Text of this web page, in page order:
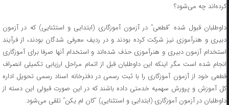
کرده‌اند چه می‌شود؟
داوطلبان قبول شده “قطعی” در آزمون آموزگاری (ابتدایی و استثنایی) که در آزمون
دبیری و هنرآموزی نیز شرکت کرده بودند و در ردیف معرفی شدگان بودند، از فرآیند
استخدام آزمون دبیری و هنرآموزی حذف شده‌اند و استخدام آنها صرفا برای آموزگاری
انجام شده است مگر اینکه این داوطلبان قبل از اتمام مراحل ارزیابی تکمیلی انصراف
قطعی خود از آزمون آموزگاری را با ثبت رسمی در دفترخانه اسناد رسمی تحویل اداره
کل آموزش و پرورش سهمیه خدمتی داده باشند که در این صورت قبولی این دسته از
داوطلبان در آزمون آموزگاری (ابتدایی و استثنایی) “کان لم یکن” تلقی می‌شود.